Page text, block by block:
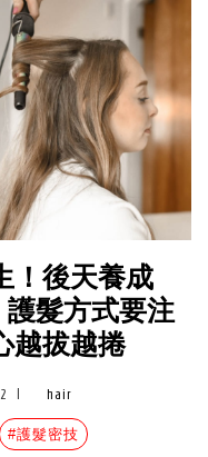
！後天養成
護髮方式要注
越拔越捲
hair
#護髮密技